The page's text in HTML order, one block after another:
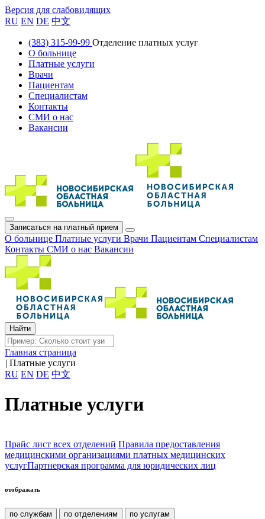
Версия для слабовидящих
RU EN DE 中文
(383) 315-99-99 Отделение платных услуг
О больнице
Платные услуги
Врачи
Пациентам
Специалистам
Контакты
СМИ о нас
Вакансии
Записаться на платный прием
О больнице Платные услуги Врачи Пациентам Специалистам
Контакты СМИ о нас Вакансии
Главная страница
| Платные услуги
RU EN DE 中文
Платные услуги
Прайс лист всех отделений Правила предоставления
медицинскими организациями платных медицинских
услугПартнерская программа для юридических лиц
отображать
по службам по отделениям по услугам